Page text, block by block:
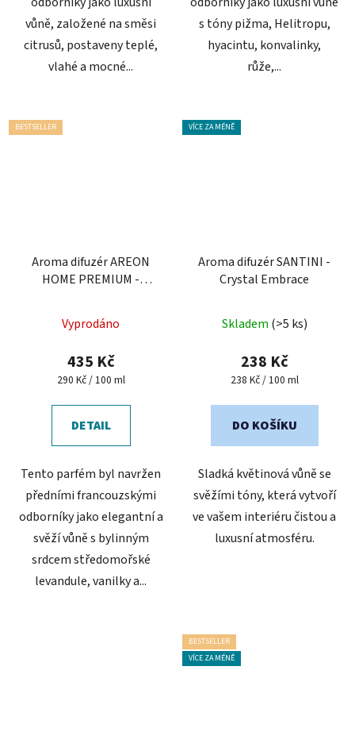
vůně, založené na směsi
citrusů, postaveny teplé,
vlahé a mocné...
s tóny pižma, Helitropu,
hyacintu, konvalinky,
růže,...
BESTSELLER
Aroma difuzér AREON
HOME PREMIUM -
Vanilla, 150 ml
Vyprodáno
435 Kč
Měrná
290 Kč / 100 ml
DETAIL
Tento parfém byl navržen
předními francouzskými
odborníky jako elegantní a
svěží vůně s bylinným
srdcem středomořské
levandule, vanilky a...
VÍCE ZA MÉNĚ
Aroma difuzér SANTINI -
Crystal Embrace
Skladem (>5 ks)
238 Kč
Měrná
238 Kč / 100 ml
DO KOŠÍKU
Sladká květinová vůně se
svěžími tóny, která vytvoří
ve vašem interiéru čistou a
luxusní atmosféru.
BESTSELLER
VÍCE ZA MÉNĚ